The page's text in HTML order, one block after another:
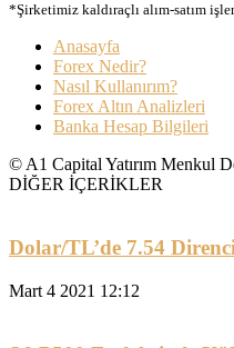
*Şirketimiz kaldıraçlı alım-satım
Anasayfa
Forex Nedir?
Nasıl Kullanırım?
Forex Altın Analizleri
Banka Hesap Bilgileri
© A1 Capital Yatırım Menkul
DİĞER İÇERİKLER
Dolar/TL’de 7.54
Mart 4 2021 12:12